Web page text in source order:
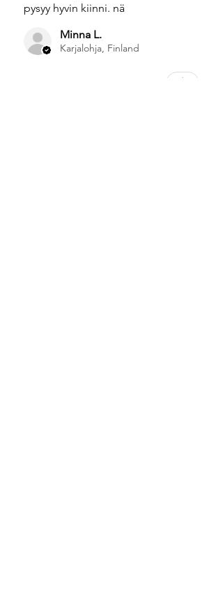
pysyy hyvin kiinni. nä
Minna L.
Karjalohja, Finland